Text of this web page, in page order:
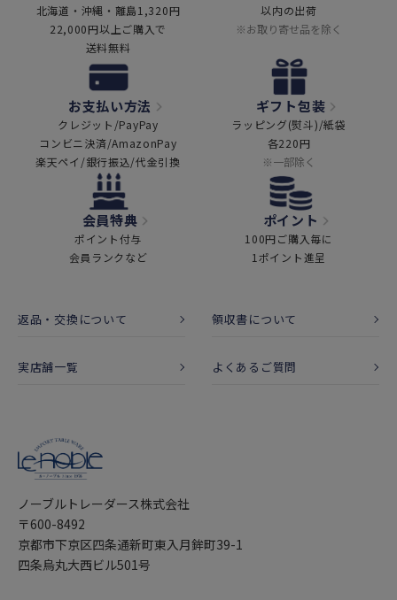
北海道・沖縄・離島1,320円
22,000円以上ご購入で
送料無料
以内の出荷
※お取り寄せ品を除く
お支払い方法
クレジット/PayPay
コンビニ決済/AmazonPay
楽天ペイ/銀行振込/代金引換
ギフト包装
ラッピング(熨斗)/紙袋
各220円
※一部除く
会員特典
ポイント付与
会員ランクなど
ポイント
100円ご購入毎に
1ポイント進呈
返品・交換について 領収書について
実店舗一覧 よくあるご質問
ノーブルトレーダース株式会社
〒600-8492
京都市下京区四条通新町東入月鉾町39-1
四条烏丸大西ビル501号